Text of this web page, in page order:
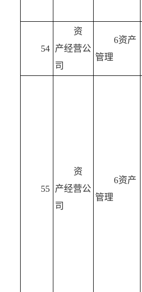
54
资
产经营公
司
6资产
管理
55
资
产经营公
司
6资产
管理